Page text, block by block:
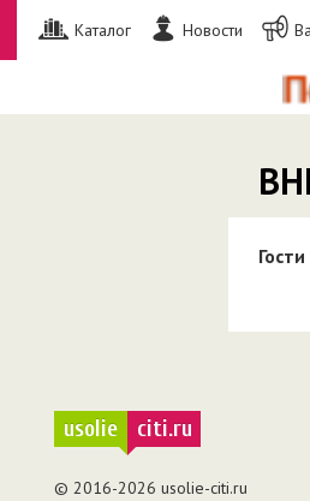
Каталог Новости
По
Гости
usolie citi.ru
© 2016-2026 usolie-citi.ru